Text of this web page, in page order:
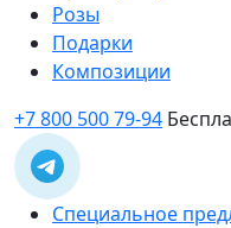
Розы
Подарки
Композиции
+7 800 500 79-94
Специальное